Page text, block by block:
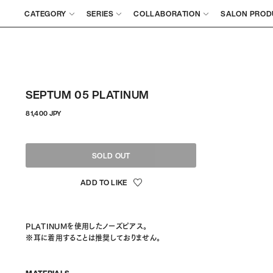
CATEGORY SERIES COLLABORATION SALON
SEPTUM 05 PLATINUM
81,400 JPY정
격
SOLD OUT
PLATINUMを使用したノーズピアス。
※耳に着用することは推奨しておりません。